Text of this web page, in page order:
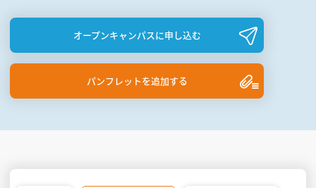
オープンキャンパスに申し込む
パンフレットを追加する